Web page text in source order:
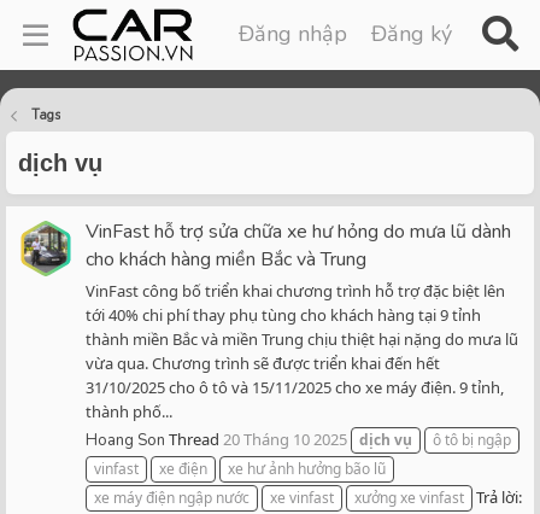
Đăng nhập Đăng ký
Tags
dịch vụ
VinFast hỗ trợ sửa chữa xe hư hỏng do mưa lũ dành
cho khách hàng miền Bắc và Trung
VinFast công bố triển khai chương trình hỗ trợ đặc biệt lên
tới 40% chi phí thay phụ tùng cho khách hàng tại 9 tỉnh
thành miền Bắc và miền Trung chịu thiệt hại nặng do mưa lũ
vừa qua. Chương trình sẽ được triển khai đến hết
31/10/2025 cho ô tô và 15/11/2025 cho xe máy điện. 9 tỉnh,
thành phố...
Hoang Son Thread 20 Tháng 10 2025 dịch vụ
ô tô bị ngập
vinfast
xe điện
xe hư ảnh hưởng bão lũ
xe máy điện ngập nước
xe vinfast xưởng xe vinfast Trả lời: